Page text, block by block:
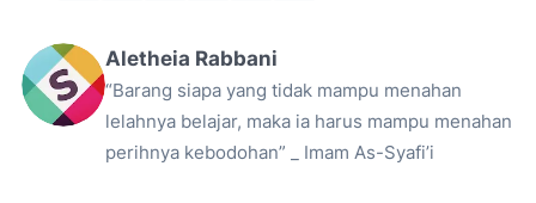
Aletheia Rabbani
“Barang siapa yang tidak mampu menahan
lelahnya belajar, maka ia harus mampu menahan
perihnya kebodohan” _ Imam As-Syafi’i